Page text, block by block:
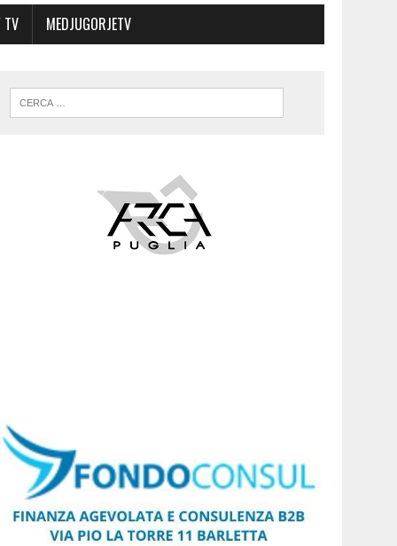
TV MEDJUGORJETV